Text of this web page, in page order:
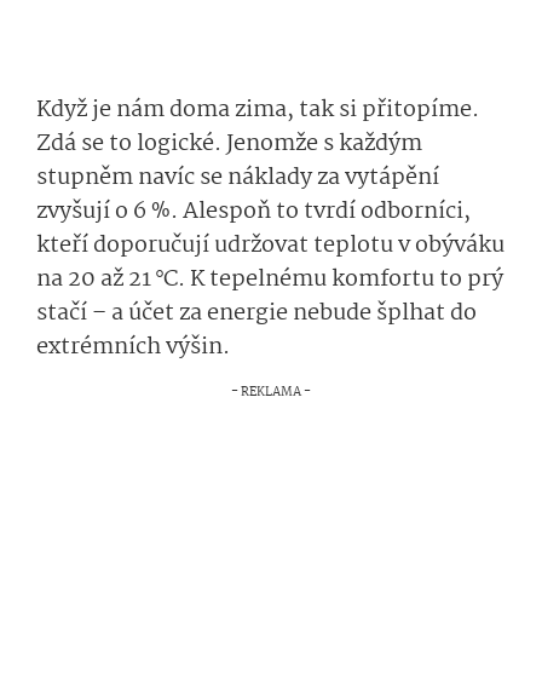
Když je nám doma zima, tak si přitopíme.
Zdá se to logické. Jenomže s každým
stupněm navíc se náklady za vytápění
zvyšují o 6 %. Alespoň to tvrdí odborníci,
kteří doporučují udržovat teplotu v obýváku
na 20 až 21 °C. K tepelnému komfortu to prý
stačí – a účet za energie nebude šplhat do
extrémních výšin.